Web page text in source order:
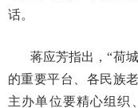
话。
蒋应芳指出，“荷
的重要平台、各民族
主办单位要精心组织